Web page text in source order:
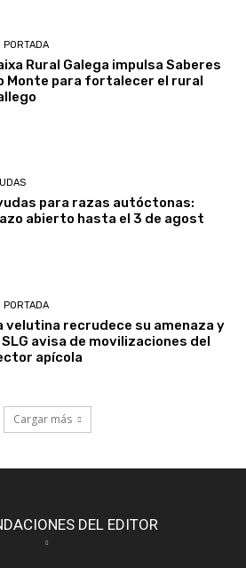
PORTADA
Rural Galega impulsa Saberes
Monte para fortalecer el rural
para razas autóctonas:
abierto hasta el 3 de agost
PORTADA
velutina recrudece su amenaza y
SLG avisa de movilizaciones del
apícola
Cargar más
DEL EDITOR